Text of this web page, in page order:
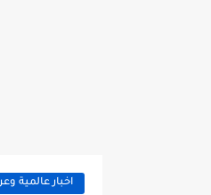
اخبار عالمية